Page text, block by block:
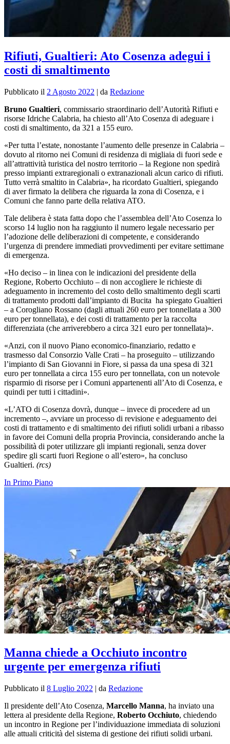
Rifiuti, Gualtieri: Ato Cosenza adegui i
costi di smaltimento
Pubblicato il 2 Agosto 2022 | da Redazione
Bruno Gualtieri, commissario straordinario dell’Autorità Rifiuti e
risorse Idriche Calabria, ha chiesto all’Ato Cosenza di adeguare i
costi di smaltimento, da 321 a 155 euro.
«Per tutta l’estate, nonostante l’aumento delle presenze in Calabria –
dovuto al ritorno nei Comuni di residenza di migliaia di fuori sede e
all’attrattività turistica del nostro territorio – la Regione non spedirà
presso impianti extraregionali o extranazionali alcun carico di rifiuti.
Tutto verrà smaltito in Calabria», ha ricordato Gualtieri, spiegando
di aver firmato la delibera che riguarda la zona di Cosenza, e i
Comuni che fanno parte della relativa ATO.
Tale delibera è stata fatta dopo che l’assemblea dell’Ato Cosenza lo
scorso 14 luglio non ha raggiunto il numero legale necessario per
l’adozione delle deliberazioni di competente, e considerando
l’urgenza di prendere immediati provvedimenti per evitare settimane
di emergenza.
«Ho deciso – in linea con le indicazioni del presidente della
Regione, Roberto Occhiuto – di non accogliere le richieste di
adeguamento in incremento del costo dello smaltimento degli scarti
di trattamento prodotti dall’impianto di Bucita ha spiegato Gualtieri
– a Corogliano Rossano (dagli attuali 260 euro per tonnellata a 300
euro per tonnellata), e dei costi di trattamento per la raccolta
differenziata (che arriverebbero a circa 321 euro per tonnellata)».
«Anzi, con il nuovo Piano economico-finanziario, redatto e
trasmesso dal Consorzio Valle Crati – ha proseguito – utilizzando
l’impianto di San Giovanni in Fiore, si passa da una spesa di 321
euro per tonnellata a circa 155 euro per tonnellata, con un notevole
risparmio di risorse per i Comuni appartenenti all’Ato di Cosenza, e
quindi per tutti i cittadini».
«L’ATO di Cosenza dovrà, dunque – invece di procedere ad un
incremento –, avviare un processo di revisione e adeguamento dei
costi di trattamento e di smaltimento dei rifiuti solidi urbani a ribasso
in favore dei Comuni della propria Provincia, considerando anche la
possibilità di poter utilizzare gli impianti regionali, senza dover
spedire gli scarti fuori Regione o all’estero», ha concluso
Gualtieri. (rcs)
In Primo Piano
Manna chiede a Occhiuto incontro
urgente per emergenza rifiuti
Pubblicato il 8 Luglio 2022 | da Redazione
Il presidente dell’Ato Cosenza, Marcello Manna, ha inviato una
lettera al presidente della Regione, Roberto Occhiuto, chiedendo
un incontro in Regione per l’individuazione immediata di soluzioni
alle attuali criticità del sistema di gestione dei rifiuti solidi urbani.